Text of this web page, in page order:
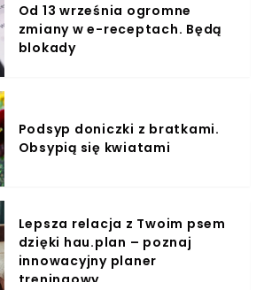
Od 13 września ogromne
zmiany w e-receptach. Będą
blokady
Podsyp doniczki z bratkami.
Obsypią się kwiatami
Lepsza relacja z Twoim psem
dzięki hau.plan – poznaj
innowacyjny planer
treningowy